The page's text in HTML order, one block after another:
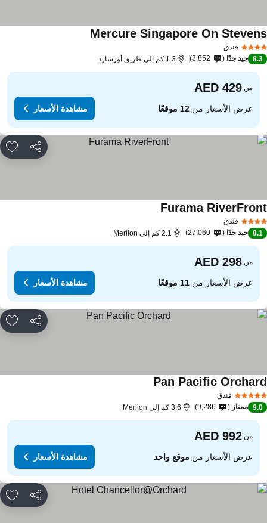
فندق
Mercure Singapore On
8.3 جيد جدًا 8,852 1.3 كم إلى طريق أورشارد
من
عرض الأسعار من12 موقعًا مشاهدة الأسعار
مشاركة
فندق
Furama
8.1 جيد جدًا 27,060 2.1 كم إلى Merlion
من
عرض الأسعار من11 موقعًا مشاهدة الأسعار
مشاركة
فندق
Pan Pacific
9.0 ممتاز 9,286 3.6 كم إلى Merlion
من
عرض الأسعار منموقع واحد مشاهدة الأسعار
مشاركة